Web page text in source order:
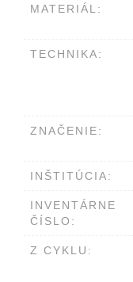
MATERIÁL:
TECHNIKA:
ZNAČENIE:
INŠTITÚCIA:
INVENTÁRNE
ČÍSLO:
Z CYKLU: